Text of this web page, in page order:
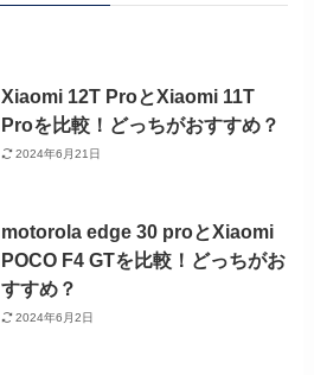
Xiaomi 12T ProとXiaomi 11T
Proを比較！どっちがおすすめ？
2024年6月21日
motorola edge 30 proとXiaomi
POCO F4 GTを比較！どっちがお
すすめ？
2024年6月2日